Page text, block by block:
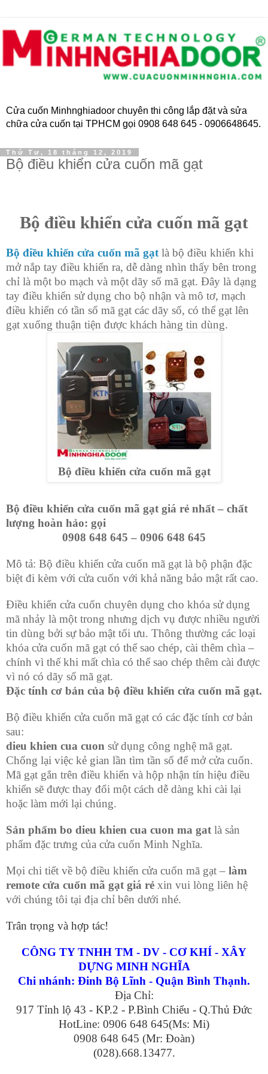
Cửa cuốn Minhnghiadoor chuyên thi công lắp đặt và sửa
chữa cửa cuốn tại TPHCM gọi 0908 648 645 - 0906648645.
Thứ Tư, 18 tháng 12, 2019
Bộ điều khiển cửa cuốn mã gạt
Bộ điều khiển cửa cuốn mã gạt
Bộ điều khiển cửa cuốn mã gạt là bộ điều khiển khi
mở nắp tay điều khiển ra, dễ dàng nhìn thấy bên trong
chỉ là một bo mạch và một dãy số mã gạt. Đây là dạng
tay điều khiển sử dụng cho bộ nhận và mô tơ, mạch
điều khiển có tần số mã gạt các dãy số, có thể gạt lên
gạt xuống thuận tiện được khách hàng tin dùng.
Bộ điều khiển cửa cuốn mã gạt
Bộ điều khiển cửa cuốn mã gạt giá rẻ nhất – chất
lượng hoàn hảo: gọi
0908 648 645 – 0906 648 645
Mô tả: Bộ điều khiển cửa cuốn mã gạt là bộ phận đặc
biệt đi kèm với cửa cuốn với khả năng bảo mật rất cao.
Điều khiển cửa cuốn chuyên dụng cho khóa sử dụng
mã nhảy là một trong nhưng dịch vụ được nhiều người
tin dùng bởi sự bảo mật tối ưu. Thông thường các loại
khóa cửa cuốn mã gạt có thể sao chép, cài thêm chìa –
chính vì thế khi mất chìa có thể sao chép thêm cài được
vì nó có dãy số mã gạt.
Đặc tính cơ bản của bộ điều khiển cửa cuốn mã gạt.
Bộ điều khiển cửa cuốn mã gạt có các đặc tính cơ bản
sau:
dieu khien cua cuon sử dụng công nghệ mã gạt.
Chống lại việc kẻ gian lần tìm tần số để mở cửa cuốn.
Mã gạt gắn trên điều khiển và hộp nhận tín hiệu điều
khiển sẽ được thay đổi một cách dễ dàng khi cài lại
hoặc làm mới lại chúng.
Sản phẩm bo dieu khien cua cuon ma gat là sản
phẩm đặc trưng của cửa cuốn Minh Nghĩa.
Mọi chi tiết về bộ điều khiển cửa cuốn mã gạt – làm
remote cửa cuốn mã gạt giá rẻ xin vui lòng liên hệ
với chúng tôi tại địa chỉ bên dưới nhé.
Trân trọng và hợp tác!
CÔNG TY TNHH TM - DV - CƠ KHÍ - XÂY
DỰNG MINH NGHĨA
Chi nhánh: Đinh Bộ Lĩnh - Quận Bình Thạnh.
Địa Chỉ:
917 Tỉnh lộ 43 - KP.2 - P.Bình Chiểu - Q.Thủ Đức
HotLine: 0906 648 645(Ms: Mi)
0908 648 645 (Mr: Đoàn)
(028).668.13477.